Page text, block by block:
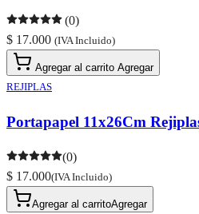
(0)
$ 17.000 (IVA Incluido)
Agregar al carrito Agregar
REJIPLAS
Portapapel 11x26Cm
(0)
$ 17.000(IVA Incluido)
Agregar al carritoAgregar